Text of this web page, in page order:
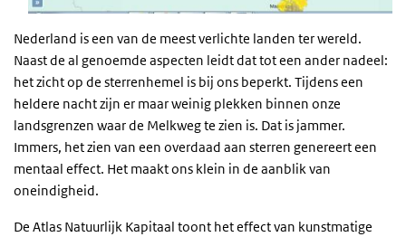
Nederland is een van de meest verlichte landen ter wereld.
Naast de al genoemde aspecten leidt dat tot een ander nadeel:
het zicht op de sterrenhemel is bij ons beperkt. Tijdens een
heldere nacht zijn er maar weinig plekken binnen onze
landsgrenzen waar de Melkweg te zien is. Dat is jammer.
Immers, het zien van een overdaad aan sterren genereert een
mentaal effect. Het maakt ons klein in de aanblik van
oneindigheid.
De Atlas Natuurlijk Kapitaal toont het effect van kunstmatige